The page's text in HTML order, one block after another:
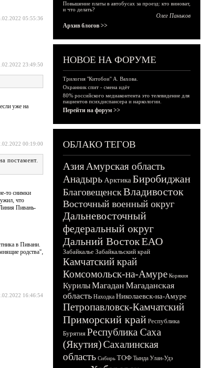
05:55:36
23:49:50
уже на
00:19:00
постамент.
то снимки
что
Пивань-
в Пивани.
родства",
16:46:54
Повышение платы в автобусах за проезд: кто виноват,
и что делать?
Олег Паньков
Архив блогов >>
НОВОЕ НА ФОРУМЕ
Трилогия "Китобои" А. Вахова.
Охранник спит - смена идёт
80% российского медиаконтента это телевидение для
пациентов психдиспансера и наркологии.
Перейти на форум >>
ОБЛАКО ТЕГОВ
АзияАмурская область
Анадырь Арктика Биробиджан
БлаговещенскВладивосток
Восточный военный округ
Дальневосточный
федеральный округ
Дальний ВостокЕАО
Забайкалье Забайкальский край
Камчатский край
Комсомольск-на-Амуре Корякия
КурилыМагадан Магаданская
область Находка Николаевск-на-Амуре
Петропавловск-Камчатский
Приморский край Республика
Бурятия Республика Саха
(Якутия)Сахалинская
область Сибирь ТОФ Тында Улан-Удэ